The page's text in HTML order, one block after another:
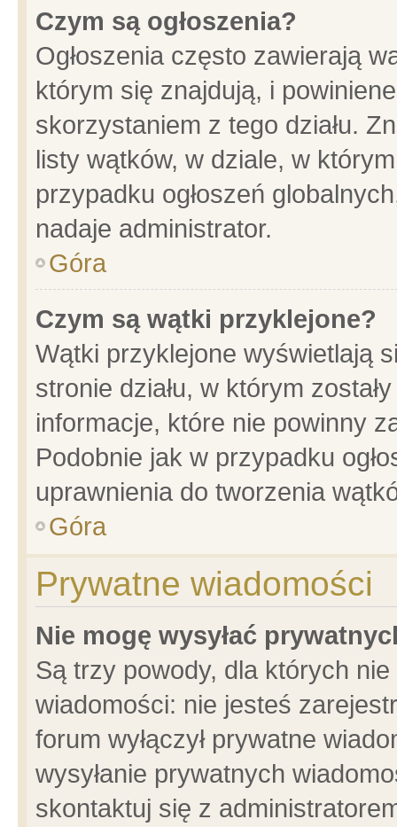
Czym są ogłoszenia?
Ogłoszenia często zawierają
którym się znajdują, i
skorzystaniem z tego działu.
listy wątków, w dziale, w
przypadku ogłoszeń
nadaje administrator.
Góra
Czym są wątki przyklejone?
Wątki przyklejone wyświetlają
stronie działu, w którym
informacje, które nie powinny
Podobnie jak w przypadku
uprawnienia do tworzenia
Góra
Prywatne wiadomości
Nie mogę wysyłać
Są trzy powody, dla których
wiadomości: nie jesteś
forum wyłączył prywatne
wysyłanie prywatnych
skontaktuj się z